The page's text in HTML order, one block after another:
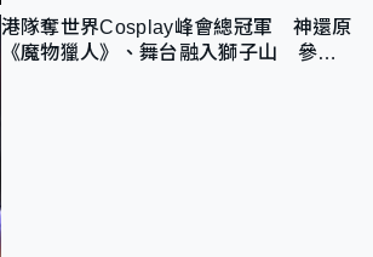
港隊奪世界Cosplay峰會總冠軍 神還原
《魔物獵人》、舞台融入獅子山 參賽